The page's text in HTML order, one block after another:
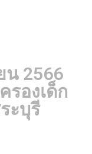
2566
องเด็ก
ะบุรี